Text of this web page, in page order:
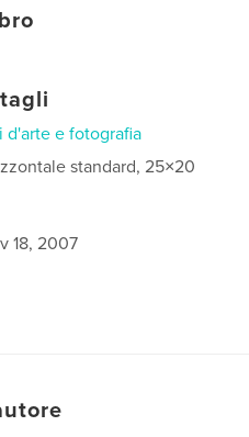
d'arte e fotografia
standard, 25×20
18, 2007